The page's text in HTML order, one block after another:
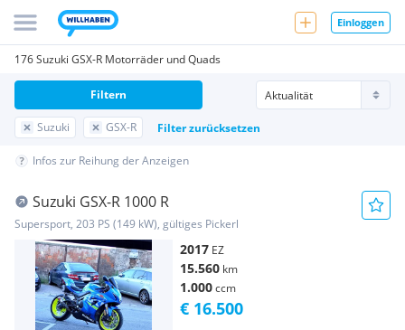
Einloggen
176 Suzuki GSX-R Motorräder und Quads
Suzuki GSX-R Filter zurücksetzen
Filtern
Infos zur Reihung der Anzeigen
Suzuki GSX-R 1000 R
Supersport, 203 PS (149 kW), gültiges Pickerl
2017 EZ
15.560 km
1.000ccm
€ 16.500